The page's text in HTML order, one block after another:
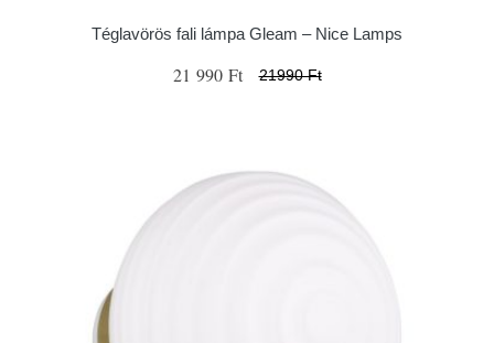
Téglavörös fali lámpa Gleam – Nice Lamps
21 990 Ft 21990 Ft